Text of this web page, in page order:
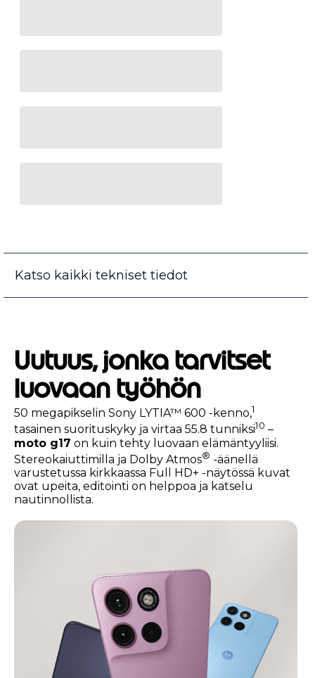
Katso kaikki tekniset tiedot
Uutuus, jonka tarvitset
luovaan työhön
50 megapikselin Sony LYTIA™ 600 -kenno,1
tasainen suorituskyky ja virtaa 55.8 tunniksi10 –
moto g17 on kuin tehty luovaan elämäntyyliisi.
Stereokaiuttimilla ja Dolby Atmos® -äänellä
varustetussa kirkkaassa Full HD+ -näytössä kuvat
ovat upeita, editointi on helppoa ja katselu
nautinnollista.